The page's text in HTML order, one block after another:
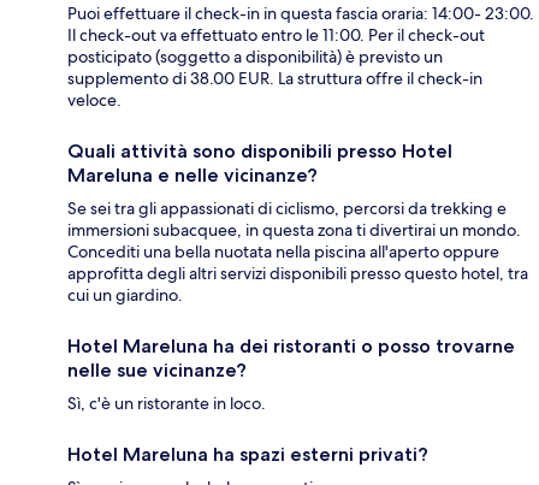
Puoi effettuare il check-in in questa fascia oraria: 14:00- 23:00.
Il check-out va effettuato entro le 11:00. Per il check-out
posticipato (soggetto a disponibilità) è previsto un
supplemento di 38.00 EUR. La struttura offre il check-in
veloce.
Quali attività sono disponibili presso Hotel
Mareluna e nelle vicinanze?
Se sei tra gli appassionati di ciclismo, percorsi da trekking e
immersioni subacquee, in questa zona ti divertirai un mondo.
Concediti una bella nuotata nella piscina all'aperto oppure
approfitta degli altri servizi disponibili presso questo hotel, tra
cui un giardino.
Hotel Mareluna ha dei ristoranti o posso trovarne
nelle sue vicinanze?
Sì, c'è un ristorante in loco.
Hotel Mareluna ha spazi esterni privati?